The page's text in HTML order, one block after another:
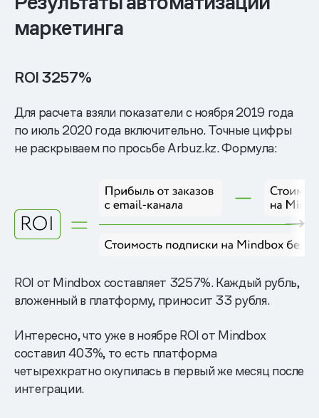
маркетинга
ROI 3257%
Для расчета взяли показатели с ноября 2019 года
по июль 2020 года включительно. Точные цифры
не раскрываем по просьбе Arbuz.kz. Формула:
ROI от Mindbox составляет 3257%. Каждый рубль,
вложенный в платформу, приносит 33 рубля.
Интересно, что уже в ноябре ROI от Mindbox
составил 403%, то есть платформа
четырехкратно окупилась в первый же месяц после
интеграции.